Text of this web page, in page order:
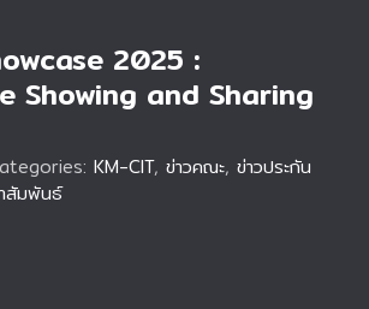
2025 :
Showing and Sharing
KM-CIT, ข่าวคณะ, ข่าวประกัน
สัมพันธ์